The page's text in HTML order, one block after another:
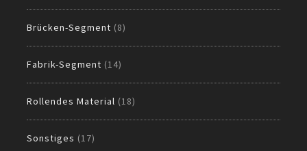
Brücken-Segment (8)
Fabrik-Segment (14)
Rollendes Material (18)
Sonstiges (17)